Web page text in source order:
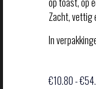
Zacht, vettig
In
€10.80-€